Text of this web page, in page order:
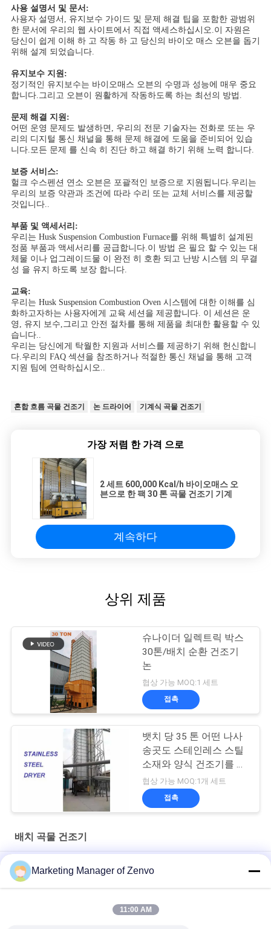
사
이
트
맵
사
생
활
보
호
정
책
사용 설명서 및 문서:
사용자 설명서, 유지보수 가이드 및 문제 해결 팁을 포함한 광범위
한 문서에 우리의 웹 사이트에서 직접 액세스하십시오.이 자원은
당신이 쉽게 이해 하 고 작동 하 고 당신의 바이오 매스 오븐을 돕기
위해 설계 되었습니다.
유지보수 지원:
정기적인 유지보수는 바이오매스 오븐의 수명과 성능에 매우 중요
합니다.그리고 오븐이 원활하게 작동하도록 하는 최선의 방법.
문제 해결 지원:
어떤 운영 문제도 발생하면, 우리의 전문 기술자는 전화로 또는 우
리의 디지털 통신 채널을 통해 문제 해결에 도움을 준비되어 있습
니다.모든 문제 를 신속 히 진단 하고 해결 하기 위해 노력 합니다.
보증 서비스:
헐크 수스펜션 연소 오븐은 포괄적인 보증으로 지원됩니다.우리는
우리의 보증 약관과 조건에 따라 수리 또는 교체 서비스를 제공할
것입니다..
부품 및 액세서리:
우리는 Husk Suspension Combustion Furnace를 위해 특별히 설계된
정품 부품과 액세서리를 공급합니다.이 방법 은 필요 할 수 있는 대
체물 이나 업그레이드물 이 완전 히 호환 되고 난방 시스템 의 무결
성 을 유지 하도록 보장 합니다.
교육:
우리는 Husk Suspension Combustion Oven 시스템에 대한 이해를 심
화하고자하는 사용자에게 교육 세션을 제공합니다. 이 세션은 운
영, 유지 보수,그리고 안전 절차를 통해 제품을 최대한 활용할 수 있
습니다..
우리는 당신에게 탁월한 지원과 서비스를 제공하기 위해 헌신합니
다.우리의 FAQ 섹션을 참조하거나 적절한 통신 채널을 통해 고객
지원 팀에 연락하십시오..
혼합 흐름 곡물 건조기 논 드라이어 기계식 곡물 건조기
가장 저렴 한 가격 으로
2 세트 600,000 Kcal/h 바이오매스 오
븐으로 한 팩 30 톤 곡물 건조기 기계
계속하다
상위 제품
슈나이더 일렉트릭 박스
30톤/배치 순환 건조기
논
협상 가능 MOQ:1 세트
접촉
뱃치 당 35 톤 어떤 나사
송곳도 스테인레스 스틸
소재와 양식 건조기를 타
이핑하지 않습니다
협상 가능 MOQ:1개 세트
접촉
배치 곡물 건조기
Grain Drying System with 90-Ton Daily Capacity
시간당 30 톤의 곡물 건조기 고효율과 에너지 절감
씨앗 밀 옥수수 쌀 곡물 건조기 70 톤/배치 용량 뜨거운 공기 온도
Marketing Manager of Zenvo
11:00 AM